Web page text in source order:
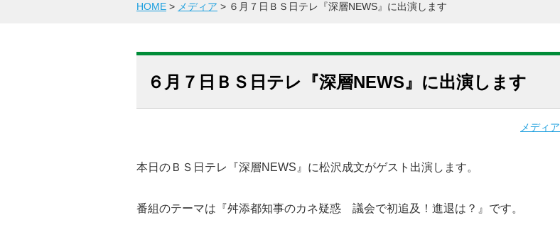
HOME > メディア > ６月７日ＢＳ日テレ『深層NEWS』に出演します
６月７日ＢＳ日テレ『深層NEWS』に出演します
メディア
本日のＢＳ日テレ『深層NEWS』に松沢成文がゲスト出演します。
番組のテーマは『舛添都知事のカネ疑惑 議会で初追及！進退は？』です。